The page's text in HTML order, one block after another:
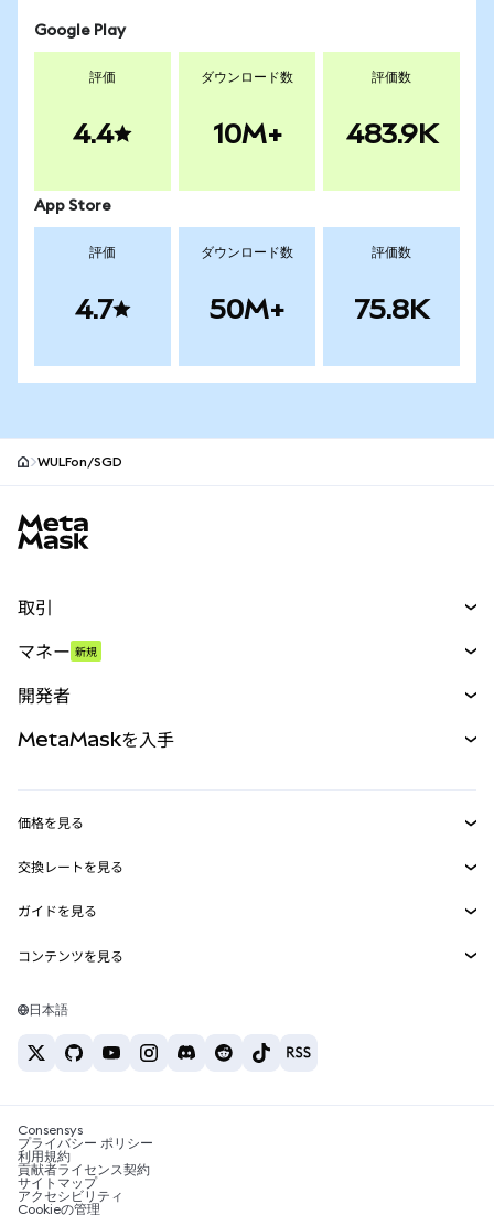
Google Play
評価
4.4
ダウンロード数
10M+
評価数
483.9K
App Store
評価
4.7
ダウンロード数
50M+
評価数
75.8K
WULFon/SGD
取引
パーペチュアル
RWA
マネー 新規
開発者
MetaMask Connect
Snaps
Web3サービス
MetaMaskを入手
セキュリティ
サポート
キャリア
お問い合わせ
価格を見る
イーサリアムの価格
Solanaの価格
Tetherの価格
交換レートを見る
ETH→USD
USDT→INR
BTC→INR
ETH→USDT
ガイドを見る
ETHの購入
USDTの購入
SHIBの購入
BNBの購入
コンテンツを見る
Solanaウォレット
税制関連ニュース
暗号資産の購入方法は？
ビットコインを売るには？
日本語
Consensys
プライバシー ポリシー
利用規約
貢献者ライセンス契約
サイトマップ
アクセシビリティ
Cookieの管理